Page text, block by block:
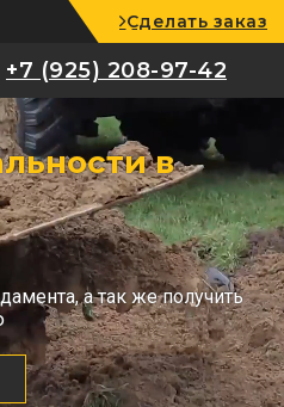
+7 (925) 208-97-42
Сделать заказ
+7 (925) 208-97-42
в
а так же получить